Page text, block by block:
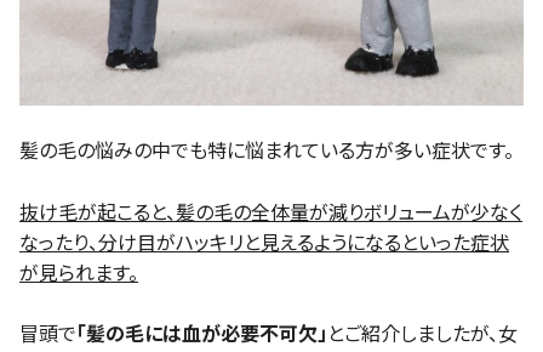
髪の毛の悩みの中でも特に悩まれている方が多い症状です。
抜け毛が起こると、髪の毛の全体量が減りボリュームが少なく
なったり、分け目がハッキリと見えるようになるといった症状
が見られます。
冒頭で「髪の毛には血が必要不可欠」 とご紹介しましたが、女